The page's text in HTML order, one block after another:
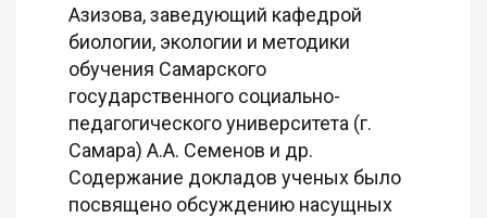
Азизова, заведующий кафедрой
биологии, экологии и методики
обучения Самарского
государственного социально-
педагогического университета (г.
Самара) А.А. Семенов и др.
Содержание докладов ученых было
посвящено обсуждению насущных